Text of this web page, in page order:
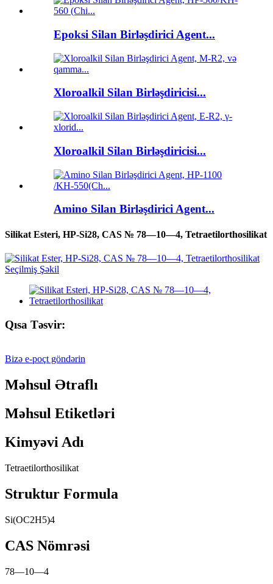
Epoksi Silan Birləşdirici Agent...
Xloroalkil Silan Birləşdiricisi...
Xloroalkil Silan Birləşdiricisi...
Amino Silan Birləşdirici Agent...
Silikat Esteri, HP-Si28, CAS № 78—10—4, Tetraetilorthosilikat
Qısa Təsvir:
Bizə e-poçt göndərin
Məhsul Ətraflı
Məhsul Etiketləri
Kimyəvi Adı
Tetraetilorthosilikat
Struktur Formula
Si(OC2H5)4
CAS Nömrəsi
78—10—4